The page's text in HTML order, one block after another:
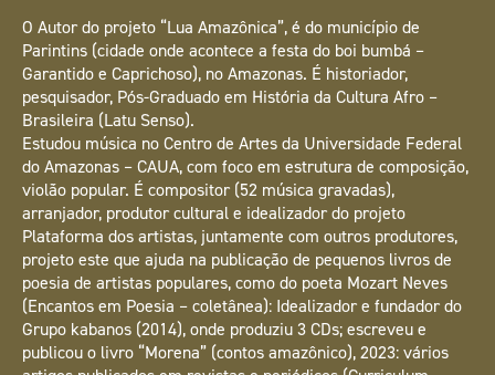
O Autor do projeto “Lua Amazônica”, é do município de
Parintins (cidade onde acontece a festa do boi bumbá –
Garantido e Caprichoso), no Amazonas. É historiador,
pesquisador, Pós-Graduado em História da Cultura Afro –
Brasileira (Latu Senso).
Estudou música no Centro de Artes da Universidade Federal
do Amazonas – CAUA, com foco em estrutura de composição,
violão popular. É compositor (52 música gravadas),
arranjador, produtor cultural e idealizador do projeto
Plataforma dos artistas, juntamente com outros produtores,
projeto este que ajuda na publicação de pequenos livros de
poesia de artistas populares, como do poeta Mozart Neves
(Encantos em Poesia – coletânea): Idealizador e fundador do
Grupo kabanos (2014), onde produziu 3 CDs; escreveu e
publicou o livro “Morena” (contos amazônico), 2023: vários